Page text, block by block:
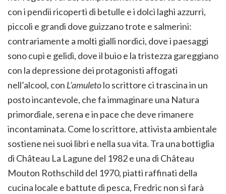
con i pendii ricoperti di betulle e i dolci laghi azzurri,
piccoli e grandi dove guizzano trote e salmerini:
contrariamente a molti gialli nordici, dove i paesaggi
sono cupi e gelidi, dove il buio e la tristezza gareggiano
con la depressione dei protagonisti affogati
nell’alcool, con L’amuletolo scrittore ci trascina in un
posto incantevole, che fa immaginare una Natura
primordiale, serena e in pace che deve rimanere
incontaminata. Come lo scrittore, attivista ambientale
sostiene nei suoi libri e nella sua vita. Tra una bottiglia
di Château La Lagune del 1982 e una di Château
Mouton Rothschild del 1970, piatti raffinati della
cucina locale e battute di pesca, Fredric non si farà